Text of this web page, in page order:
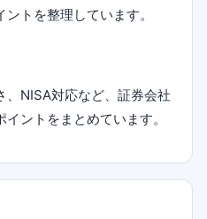
トを整理しています。
、NISA対応など、証券会社
ントをまとめています。